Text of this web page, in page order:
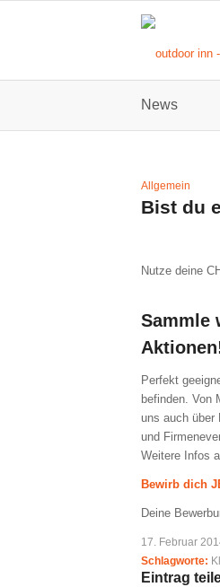
News
Allgemein
Bist du
Nutze deine
Sammle
Perfekt
befinden. Von
uns auch über
und
Weitere Infos
Bewirb dich
Deine
17. Februar
Schlagworte:
Eintrag